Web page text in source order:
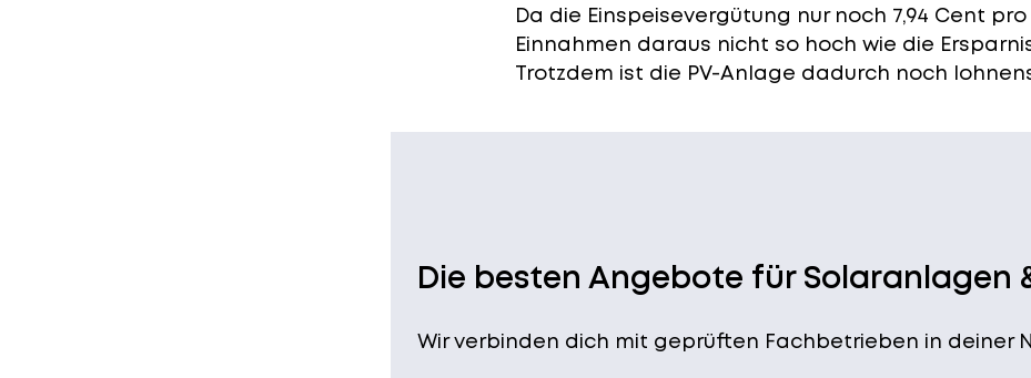
Da die Einspeisevergütung nur noch 7,94 Cent
Einnahmen daraus nicht so hoch wie die
Trotzdem ist die PV-Anlage dadurch noch
Die besten Angebote für Solaranlagen
Wir verbinden dich mit geprüften Fachbetrieben in deiner